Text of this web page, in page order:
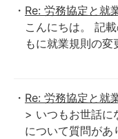
Re: 労務協定と就
こんにちは。 記
もに就業規則の
Re: 労務協定と就
> いつもお世話に
について質問があ